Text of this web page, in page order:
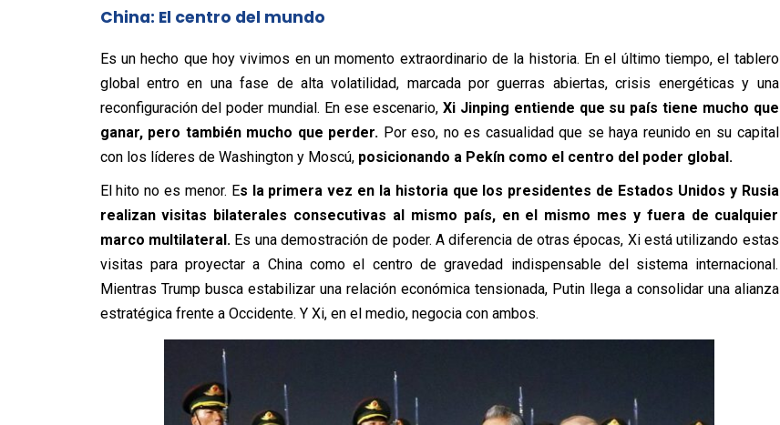
China: El centro del mundo
Es un hecho que hoy vivimos en un momento extraordinario de la historia. En el último tiempo, el tablero
global entro en una fase de alta volatilidad, marcada por guerras abiertas, crisis energéticas y una
reconfiguración del poder mundial. En ese escenario,Xi Jinping entiende que su país tiene mucho que
ganar, pero también mucho que perder. Por eso, no es casualidad que se haya reunido en su capital
con los líderes de Washington y Moscú,posicionando a Pekín como el centro del poder global.
El hito no es menor. Es la primera vez en la historia que los presidentes de Estados Unidos y Rusia
realizan visitas bilaterales consecutivas al mismo país, en el mismo mes y fuera de cualquier
marco multilateral.Es una demostración de poder. A diferencia de otras épocas, Xi está utilizando estas
visitas para proyectar a China como el centro de gravedad indispensable del sistema internacional.
Mientras Trump busca estabilizar una relación económica tensionada, Putin llega a consolidar una alianza
estratégica frente a Occidente. Y Xi, en el medio, negocia con ambos.